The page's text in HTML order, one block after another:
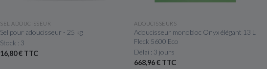
APERÇU RAPIDE
SEL ADOUCISSEUR
Sel pour adoucisseur - 25 kg
Stock : 3
16,80 € TTC
APERÇU RAPIDE
ADOUCISSEURS
Adoucisseur monobloc Onyx élégant 13 L
Fleck 5600 Eco
Délai : 3 jours
668,96 € TTC